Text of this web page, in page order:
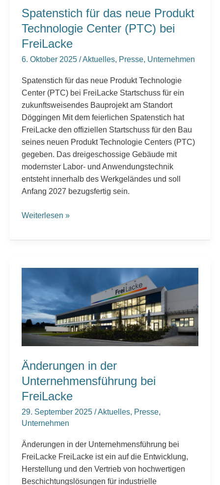
Spatenstich für das neue Produkt
Technologie Center (PTC) bei
FreiLacke
6. Oktober 2025 /Aktuelles, Presse, Unternehmen
Spatenstich für das neue Produkt Technologie
Center (PTC) bei FreiLacke Startschuss für ein
zukunftsweisendes Bauprojekt am Standort
Döggingen Mit dem feierlichen Spatenstich hat
FreiLacke den offiziellen Startschuss für den Bau
seines neuen Produkt Technologie Centers (PTC)
gegeben. Das dreigeschossige Gebäude mit
modernster Labor- und Anwendungstechnik
entsteht innerhalb des Werkgeländes und soll
Anfang 2027 bezugsfertig sein.
FreiLacke
Weiterlesen »
Änderungen in der
Unternehmensführung bei
FreiLacke
29. September 2025 /Aktuelles, Presse,
Unternehmen
Änderungen in der Unternehmensführung bei
FreiLacke FreiLacke ist ein auf die Entwicklung,
Herstellung und den Vertrieb von hochwertigen
Beschichtungslösungen für industrielle
der
Unternehmensführung
bei
FreiLacke